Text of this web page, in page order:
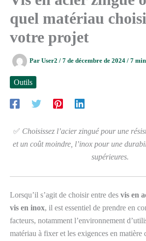
quel matériau
votre projet
Par User2 / 7 de décembre de 2024 / 7
Outils
✅ Choisissez l’acier zingué pour une
et un coût moindre, l’inox pour une
supérieures.
Lorsqu’il s’agit de choisir entre des vis en
vis en inox, il est essentiel de prendre en
facteurs, notamment l’environnement
matériau à fixer et les exigences en matière